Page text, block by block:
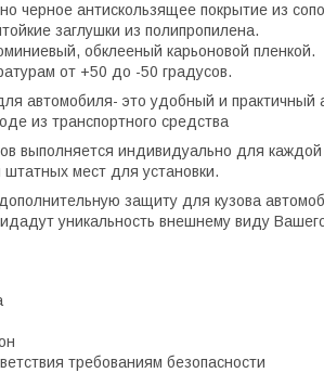
черное антискользящее покрытие из
заглушки из полипропилена.
обклееный карьоновой пленкой.
от +50 до -50 градусов.
автомобиля- это удобный и практичный
из транспортного средства
выполняется индивидуально для
штатных мест для установки.
защиту для кузова
уникальность внешнему виду
требованиям безопасности